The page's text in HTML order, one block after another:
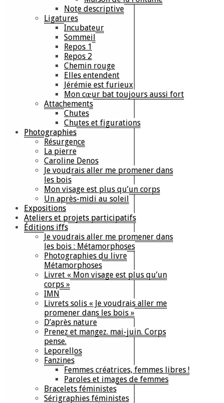
Note descriptive
Ligatures
Incubateur
Sommeil
Repos 1
Repos 2
Chemin rouge
Elles entendent
Jérémie est furieux
Mon cœur bat toujours aussi fort
Attachements
Chutes
Chutes et figurations
Photographies
Résurgence
La pierre
Caroline Denos
Je voudrais aller me promener dans
les bois
Mon visage est plus qu’un corps
Un après-midi au soleil
Expositions
Ateliers et projets participatifs
Éditions iffs
Je voudrais aller me promener dans
les bois : Métamorphoses
Photographies du livre
Métamorphoses
Livret « Mon visage est plus qu’un
corps »
IMN
Livrets solis « Je voudrais aller me
promener dans les bois »
D’après nature
Prenez et mangez. mai-juin. Corps
pense.
Leporellos
Fanzines
Femmes créatrices, femmes libres !
Paroles et images de femmes
Bracelets féministes
Sérigraphies féministes